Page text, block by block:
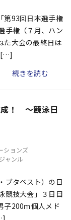
第93回日本選手権
手権（７月、ハン
た大会の最終日は
[…]
続きを読む
成！ ～競泳日
ションズ
ャンル
ブタペスト）の日
競技大会」３日目
子200ｍ個人メド